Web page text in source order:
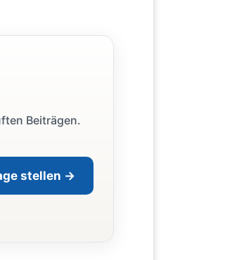
Beiträgen.
stellen →